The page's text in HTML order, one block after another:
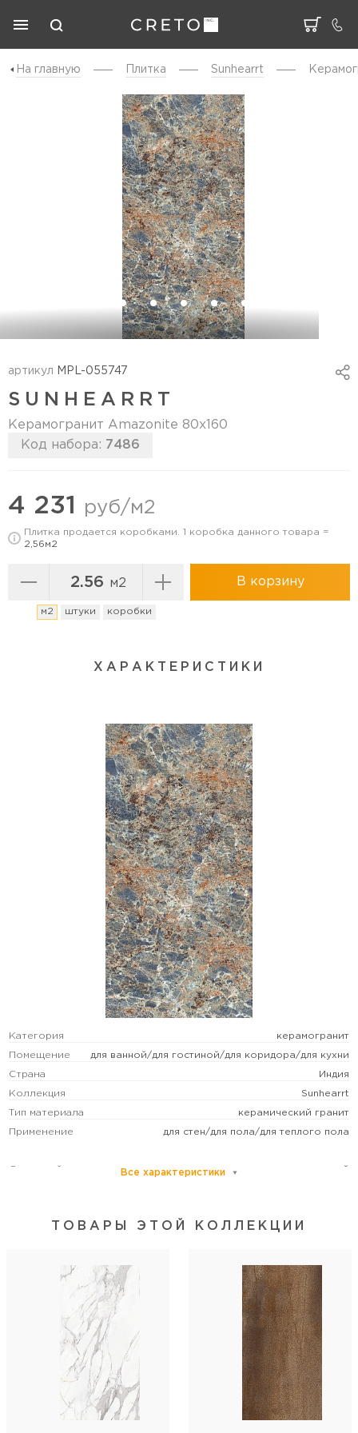
На главную Плитка Sunhearrt
артикул MPL-055747
SUNHEARRT
Перейти в коллекцию
Керамогранит Amazonite 80х160
Код набора: 7486
4 231 руб/м2
Плитка продается коробками. 1 коробка данного товара =
2,56м2
м2
м2 штуки коробки
В корзину
ХАРАКТЕРИСТИКИ
Категория керамогранит
Помещение для ванной/для гостиной/для коридора/для кухни
Страна Индия
Коллекция Sunhearrt
Тип материала керамический гранит
Применение для стен/для пола/для теплого пола
Основной цвет серый
Формат (см)
Толщина (мм)
Стиль коллекции классический/современный
MPL-055747
Кол-во шт в коробке
Кол-во м2 (м.п.) в коробке
Все характеристики
ТОВАРЫ ЭТОЙ КОЛЛЕКЦИИ